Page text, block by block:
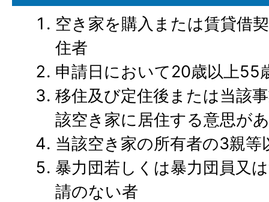
空き家を購入または賃貸借
住者
申請日において20歳以上55
移住及び定住後または当該
該空き家に居住する意思が
当該空き家の所有者の3親
暴力団若しくは暴力団員又
請のない者